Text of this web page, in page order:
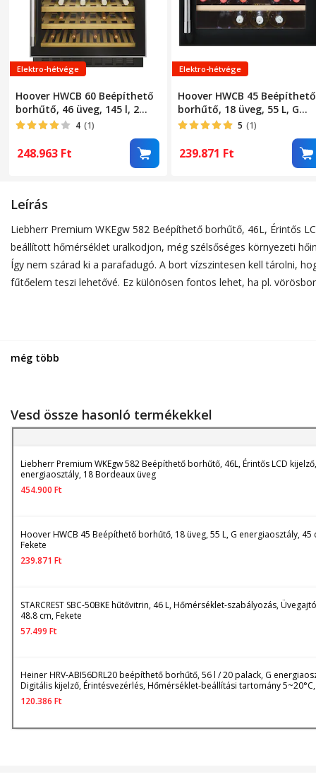
Elektro-hétvége
Hoover HWCB 60 Beépíthető
borhűtő, 46 üveg, 145 l, 2
hűtési zóna, LED, G
Fekete
4 (1)
248.963 Ft
Elektro-hétvége
Hoover HWCB 45 Beépíthető
borhűtő, 18 üveg, 55 L, G
energiaosztály, 45 cm,
5 (1)
239.871 Ft
Leírás
Liebherr Premium WKEgw 582 Beépíthető borhűtő, 46L, Érintős
beállított hőmérséklet uralkodjon, még szélsőséges környezeti
Így nem szárad ki a parafadugó. A bort vízszintesen kell tárolni,
fűtőelem teszi lehetővé. Ez különösen fontos lehet, ha pl.
még több
Vesd össze hasonló termékekkel
Liebherr Premium WKEgw 582 Beépíthető borhűtő, 46L, Érintős LCD
energiaosztály, 18 Bordeaux üveg
454.900 Ft
Hoover HWCB 45 Beépíthető borhűtő, 18 üveg, 55 L, G energiaosztály, 45
Fekete
239.871 Ft
STARCREST SBC-50BKE hűtővitrin, 46 L, Hőmérséklet-szabályozás,
48.8 cm, Fekete
57.499 Ft
Heiner HRV-ABI56DRL20 beépíthető borhűtő, 56 l / 20 palack, G
Digitális kijelző, Érintésvezérlés, Hőmérséklet-beállítási tartomány 5~20°C,
világítás, 5 fa polc, Megfordítható ajtó, Dupla üvegezésű ajtó, Fekete
120.386 Ft